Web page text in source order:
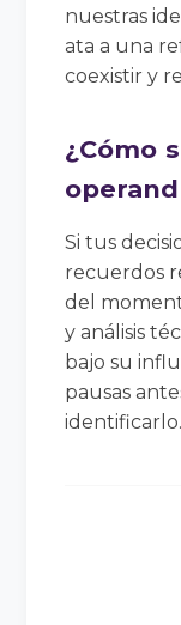
nuestras
ata a una
coexistir y
¿Cómo
Si tus
recuerdos
del
y análisis
bajo su
pausas
identificarlo.